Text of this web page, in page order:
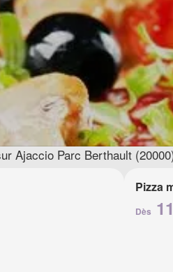
Ajaccio Parc Berthault
Pizza
Dès